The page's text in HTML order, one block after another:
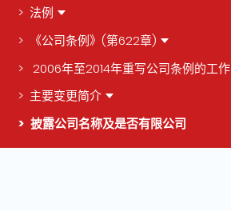
法例
《公司条例》(第622章)
2006年至2014年重写公司条例的工作
主要变更简介
披露公司名称及是否有限公司